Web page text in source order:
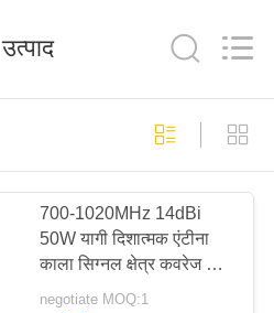
उत्पाद
700-1020MHz 14dBi
50W यागी दिशात्मक एंटीना
काला सिग्नल क्षेत्र कवरेज के
लिए अनुकूलित
negotiate MOQ:1